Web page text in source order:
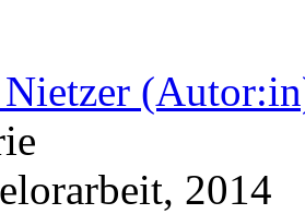
2014